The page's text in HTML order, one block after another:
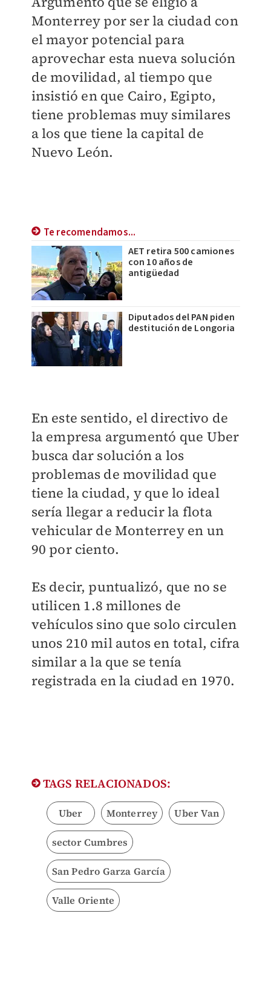
Monterrey por ser la ciudad con
el mayor potencial para
aprovechar esta nueva solución
de movilidad, al tiempo que
insistió en que Cairo, Egipto,
tiene problemas muy similares
a los que tiene la capital de
Nuevo León.
Te recomendamos...
AET retira 500 camiones
con 10 años de
antigüedad
Diputados del PAN piden
destitución de Longoria
En este sentido, el directivo de
la empresa argumentó que Uber
busca dar solución a los
problemas de movilidad que
tiene la ciudad, y que lo ideal
sería llegar a reducir la flota
vehicular de Monterrey en un
90 por ciento.
Es decir, puntualizó, que no se
utilicen 1.8 millones de
vehículos sino que solo circulen
unos 210 mil autos en total, cifra
similar a la que se tenía
registrada en la ciudad en 1970.
TAGS RELACIONADOS:
Uber Monterrey Uber Van
sector Cumbres
San Pedro Garza García
Valle Oriente